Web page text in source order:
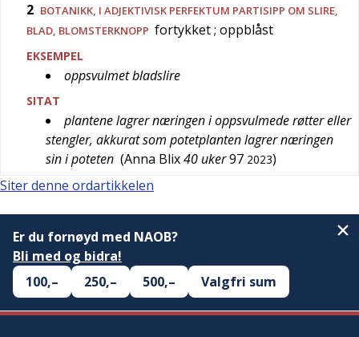
2 BOTANIKK, I ADJEKTIVISK PERFEKTUM PARTISIPP OM SLIRE,
BLAD, BLOMSTERKNOPP fortykket; oppblåst
EKSEMPEL
oppsvulmet bladslire
SITAT
plantene lagrer næringen i oppsvulmede røtter eller
stengler, akkurat som potetplanten lagrer næringen
sin i poteten (Anna Blix40 uker97 2023)
Siter denne ordartikkelen
Er du fornøyd med NAOB?
Bli med og bidra!
100,–
250,– 500,– Valgfri sum